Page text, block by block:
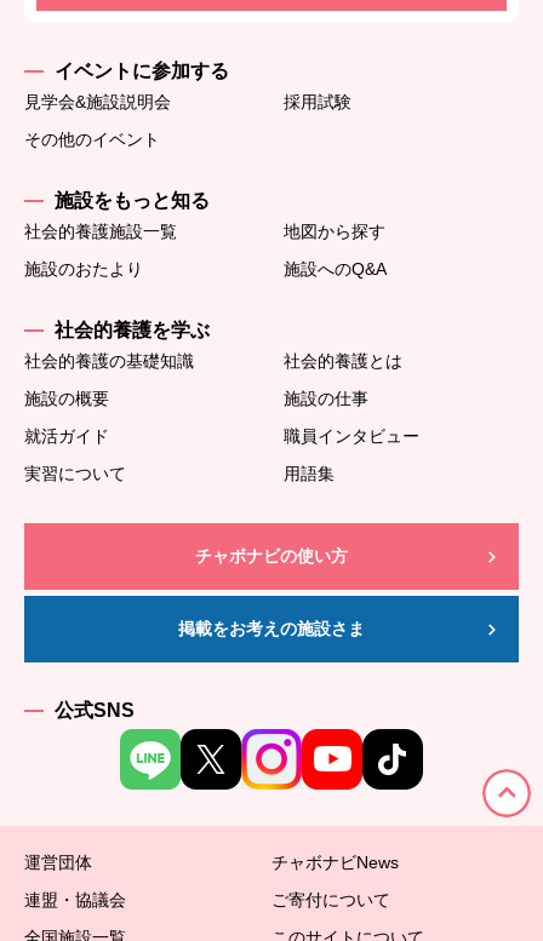
イベントに参加する
見学会&施設説明会
採用試験
その他のイベント
施設をもっと知る
社会的養護施設一覧
地図から探す
施設のおたより
施設へのQ&A
社会的養護を学ぶ
社会的養護の基礎知識
社会的養護とは
施設の概要
施設の仕事
就活ガイド
職員インタビュー
実習について
用語集
チャボナビの使い方
掲載をお考えの施設さま
公式SNS
運営団体
チャボナビNews
連盟・協議会
ご寄付について